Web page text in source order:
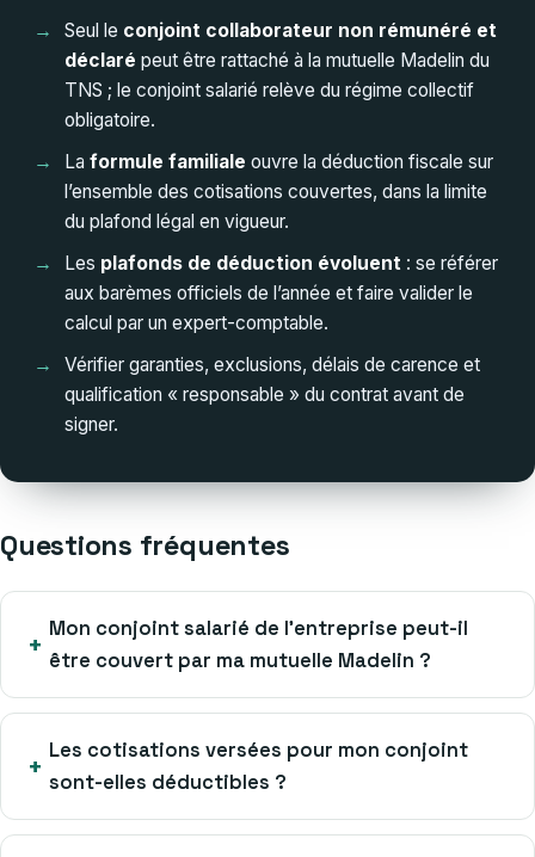
Seul le conjoint collaborateur non rémunéré et
déclaré peut être rattaché à la mutuelle Madelin du
TNS ; le conjoint salarié relève du régime collectif
obligatoire.
La formule familiale ouvre la déduction fiscale sur
l’ensemble des cotisations couvertes, dans la limite
du plafond légal en vigueur.
Les plafonds de déduction évoluent : se référer
aux barèmes officiels de l’année et faire valider le
calcul par un expert-comptable.
Vérifier garanties, exclusions, délais de carence et
qualification « responsable » du contrat avant de
signer.
Questions fréquentes
Mon conjoint salarié de l’entreprise peut-il
être couvert par ma mutuelle Madelin ?
Les cotisations versées pour mon conjoint
sont-elles déductibles ?